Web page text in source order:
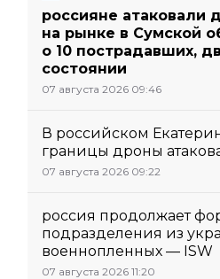
россияне атаковали
на рынке в Сумской
о 10 пострадавших,
состоянии
07 августа 2026 09:46
В российском
границы дроны
07 августа 2026 09:22
россия продолжает
подразделения из
военнопленных — ISW
07 августа 2026 11:20